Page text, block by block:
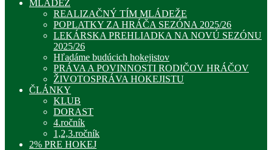
MLÁDEŽ
REALIZAČNÝ TÍM MLÁDEŽE
POPLATKY ZA HRÁČA SEZÓNA 2025/26
LEKÁRSKA PREHLIADKA NA NOVÚ SEZÓNU
2025/26
Hľadáme budúcich hokejistov
PRÁVA A POVINNOSTI RODIČOV HRÁČOV
ŽIVOTOSPRÁVA HOKEJISTU
ČLÁNKY
KLUB
DORAST
4.ročník
1,2,3.ročník
2% PRE HOKEJ